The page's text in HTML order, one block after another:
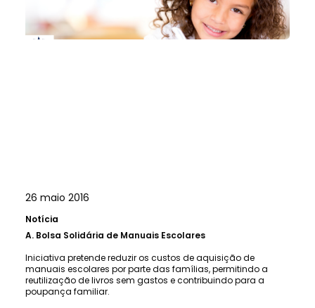
26 maio 2016
Notícia
A. Bolsa Solidária de Manuais Escolares
Iniciativa pretende reduzir os custos de aquisição de
manuais escolares por parte das famílias, permitindo a
reutilização de livros sem gastos e contribuindo para a
poupança familiar.